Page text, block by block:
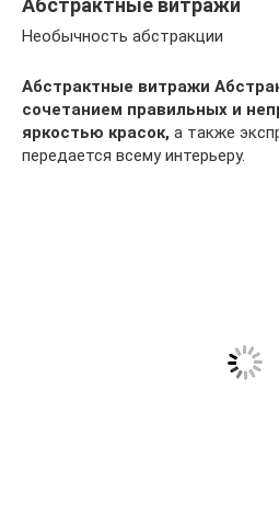
Абстрактные витражи
Необычность абстракции
Абстрактные витражи
сочетанием правильных и
яркостью красок, а также
передается всему интерьеру.